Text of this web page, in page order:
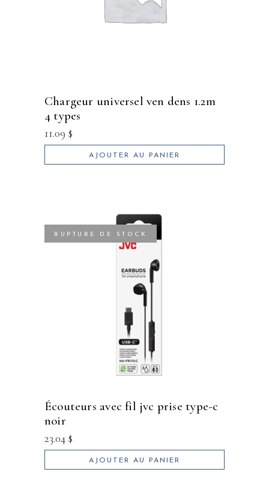
chargeur universel ven dens 1.2m
4 types
11.09 $
AJOUTER AU PANIER
RUPTURE DE STOCK
écouteurs avec fil jvc prise type-c
noir
23.04 $
AJOUTER AU PANIER